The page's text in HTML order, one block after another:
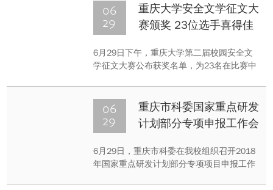
精神，做合格党员”的“七一”系列主题教育学
习活动。
06
29
重庆大学安全文学征文大
赛颁奖 23位选手喜得佳
6月29日下午，重庆大学第二届校园安全文
学征文大赛公布获奖名单，为23名在比赛中
06
29
重庆市科委国家重点研发
计划部分专项申报工作会
6月29日，重庆市科委在我校组织召开2018
年国家重点研发计划部分专项项目申报工作